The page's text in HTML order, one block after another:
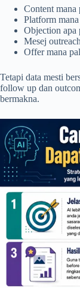
Content
Platform
Objection apa
Mesej
Offer mana
Tetapi data mesti
follow up dan
bermakna.